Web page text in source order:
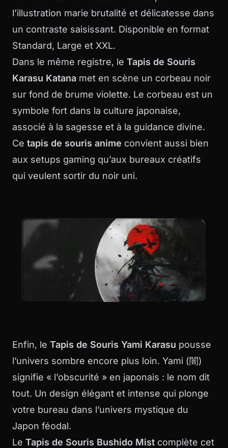
l’illustration marie brutalité et délicatesse dans
un contraste saisissant. Disponible en format
Standard, Large et XXL.
Dans le même registre, le Tapis de Souris
Karasu Katana met en scène un corbeau noir
sur fond de brume violette. Le corbeau est un
symbole fort dans la culture japonaise,
associé à la sagesse et à la guidance divine.
Ce tapis de souris anime convient aussi bien
aux setups gaming qu’aux bureaux créatifs
qui veulent sortir du noir uni.
Enfin, le Tapis de Souris Yami Karasu pousse
l’univers sombre encore plus loin. Yami (闇)
signifie « l’obscurité » en japonais : le nom dit
tout. Un design élégant et intense qui plonge
votre bureau dans l’univers mystique du
Japon féodal.
Le Tapis de Souris Bushido Mist complète cet